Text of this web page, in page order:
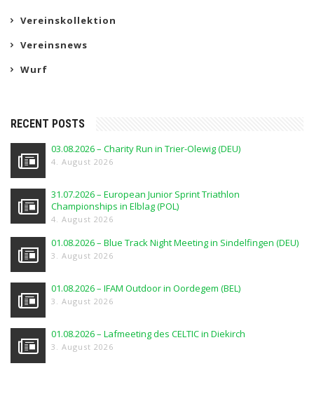
Vereinskollektion
Vereinsnews
Wurf
RECENT POSTS
03.08.2026 – Charity Run in Trier-Olewig (DEU)
4. August 2026
31.07.2026 – European Junior Sprint Triathlon
Championships in Elblag (POL)
4. August 2026
01.08.2026 – Blue Track Night Meeting in Sindelfingen (DEU)
3. August 2026
01.08.2026 – IFAM Outdoor in Oordegem (BEL)
3. August 2026
01.08.2026 – Lafmeeting des CELTIC in Diekirch
3. August 2026